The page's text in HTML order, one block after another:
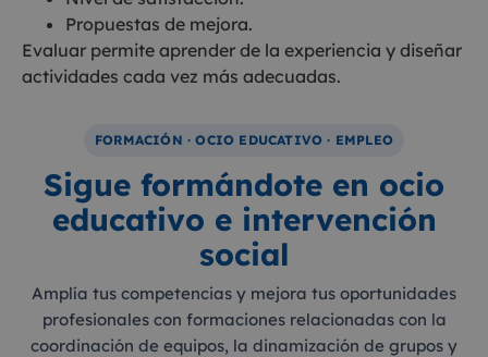
Propuestas de mejora.
Evaluar permite aprender de la experiencia y diseñar
actividades cada vez más adecuadas.
FORMACIÓN · OCIO EDUCATIVO · EMPLEO
Sigue formándote en ocio
educativo e intervención
social
Amplía tus competencias y mejora tus oportunidades
profesionales con formaciones relacionadas con la
coordinación de equipos, la dinamización de grupos y